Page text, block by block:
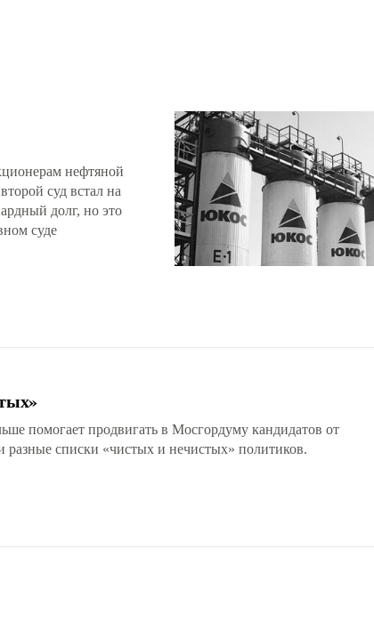
нефтяной
суд встал на
долг, но это
суде
помогает продвигать в Мосгордуму кандидатов от
разные списки «чистых и нечистых» политиков.